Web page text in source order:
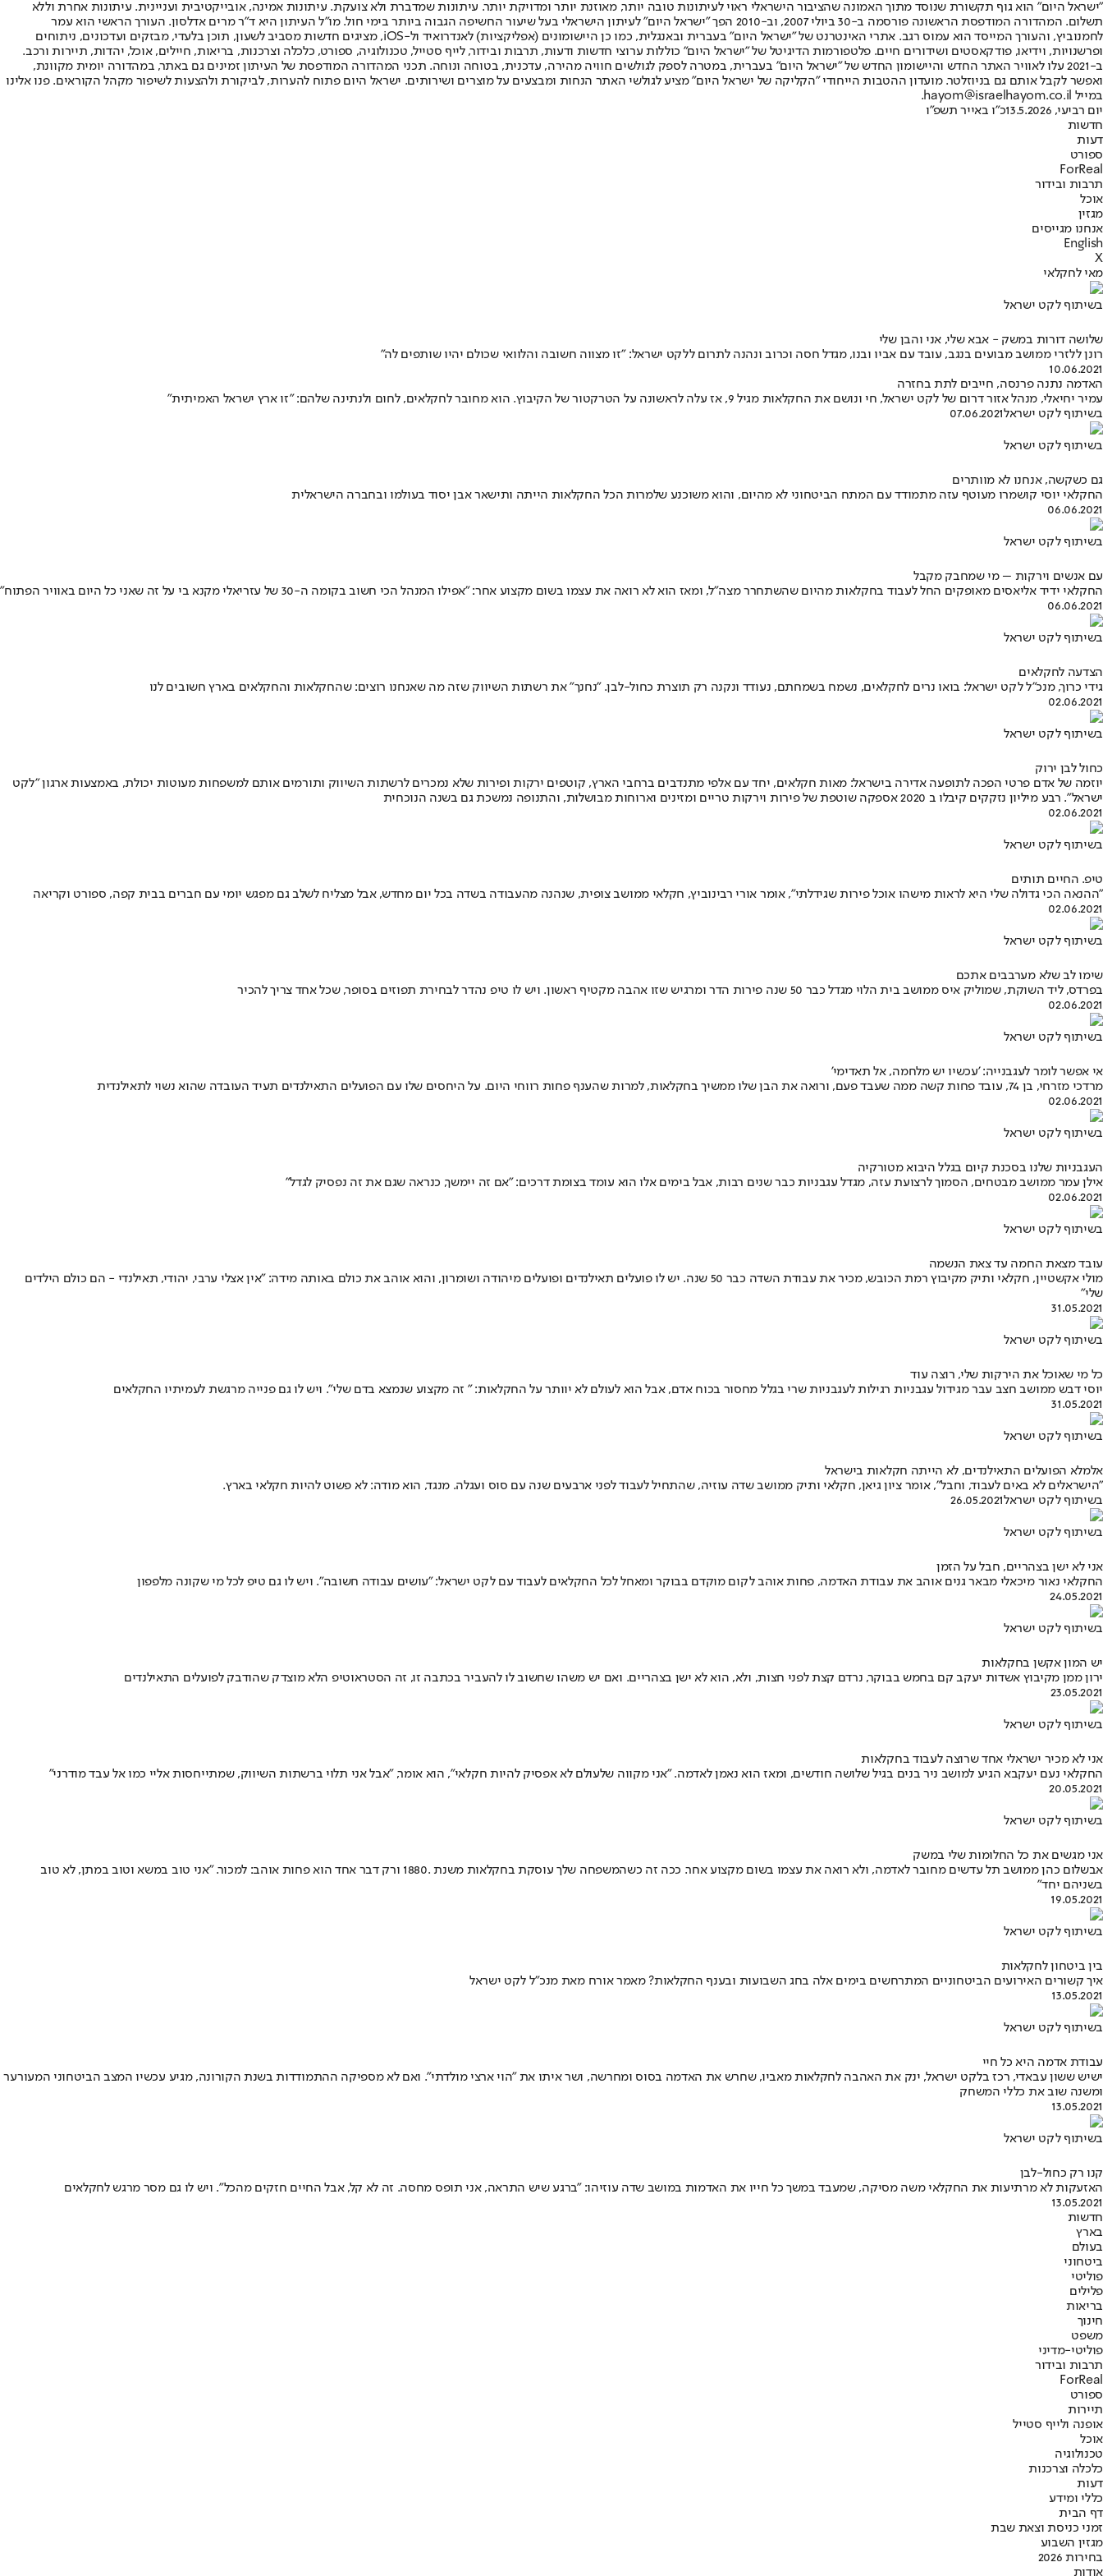
"ישראל היום" הוא גוף תקשורת שנוסד מתוך האמונה שהציבור הישראלי ראוי לעיתונות טובה יותר, מאוזנת יותר ומדויקת יותר. עיתונות שמדברת ולא צועקת. עיתונות אמינה, אובייקטיבית ועניינית. עיתונות אחרת וללא
תשלום. המהדורה המודפסת הראשונה פורסמה ב-30 ביולי 2007, וב-2010 הפך "ישראל היום" לעיתון הישראלי בעל שיעור החשיפה הגבוה ביותר בימי חול. מו"ל העיתון היא ד"ר מרים אדלסון. העורך הראשי הוא עמר
לחמנוביץ, והעורך המייסד הוא עמוס רגב. אתרי האינטרנט של "ישראל היום" בעברית ובאנגלית, כמו כן היישומונים (אפליקציות) לאנדרואיד ול-iOS, מציגים חדשות מסביב לשעון, תוכן בלעדי, מבזקים ועדכונים, ניתוחים
ופרשנויות, וידיאו, פודקאסטים ושידורים חיים. פלטפורמות הדיגיטל של "ישראל היום" כוללות ערוצי חדשות ודעות, תרבות ובידור, לייף סטייל, טכנולוגיה, ספורט, כלכלה וצרכנות, בריאות, חיילים, אוכל, יהדות, תיירות ורכב.
ב-2021 עלו לאוויר האתר החדש והיישומון החדש של "ישראל היום" בעברית, במטרה לספק לגולשים חוויה מהירה, עדכנית, בטוחה ונוחה. תכני המהדורה המודפסת של העיתון זמינים גם באתר, במהדורה יומית מקוונת,
ואפשר לקבל אותם גם בניוזלטר. מועדון ההטבות הייחודי "הקליקה של ישראל היום" מציע לגולשי האתר הנחות ומבצעים על מוצרים ושירותים. ישראל היום פתוח להערות, לביקורת ולהצעות לשיפור מקהל הקוראים. פנו אלינו
במייל hayom@israelhayom.co.il.
יום רביעי, 13.5.2026
כ"ו באייר תשפ"ו
חדשות
דעות
ספורט
ForReal
תרבות ובידור
אוכל
מגזין
אנחנו מגייסים
English
X
מאי לחקלאי
בשיתוף לקט ישראל
שלושה דורות במשק - אבא שלי, אני והבן שלי
רונן ללזרי ממושב מבועים בנגב, עובד עם אביו ובנו, מגדל חסה וכרוב ונהנה לתרום ללקט ישראל: "זו מצווה חשובה והלוואי שכולם יהיו שותפים לה"
10.06.2021
האדמה נתנה פרנסה, חייבים לתת בחזרה
עמיר יחיאלי, מנהל אזור דרום של לקט ישראל, חי ונושם את החקלאות מגיל 9, אז עלה לראשונה על הטרקטור של הקיבוץ. הוא מחובר לחקלאים, לחום ולנתינה שלהם: "זו ארץ ישראל האמיתית"
בשיתוף לקט ישראל07.06.2021
בשיתוף לקט ישראל
גם כשקשה, אנחנו לא מוותרים
החקלאי יוסי קושמרו מעוטף עזה מתמודד עם המתח הביטחוני לא מהיום, והוא משוכנע שלמרות הכל החקלאות הייתה ותישאר אבן יסוד בעולמו ובחברה הישראלית
06.06.2021
בשיתוף לקט ישראל
עם אנשים וירקות – מי שמחבק מקבל
החקלאי ידיד אליאסים מאופקים החל לעבוד בחקלאות מהיום שהשתחרר מצה"ל, ומאז הוא לא רואה את עצמו בשום מקצוע אחר: "אפילו המנהל הכי חשוב בקומה ה-30 של עזריאלי מקנא בי על זה שאני כל היום באוויר הפתוח"
06.06.2021
בשיתוף לקט ישראל
הצדעה לחקלאים
גידי כרוך, מנכ"ל לקט ישראל: בואו נרים לחקלאים, נשמח בשמחתם, נעודד ונקנה רק תוצרת כחול-לבן. "נחנך" את רשתות השיווק שזה מה שאנחנו רוצים: שהחקלאות והחקלאים בארץ חשובים לנו
02.06.2021
בשיתוף לקט ישראל
כחול לבן ירוק
יוזמה של אדם פרטי הפכה לתופעה אדירה בישראל: מאות חקלאים, יחד עם אלפי מתנדבים ברחבי הארץ, קוטפים ירקות ופירות שלא נמכרים לרשתות השיווק ותורמים אותם למשפחות מעוטות יכולת, באמצעות ארגון "לקט
ישראל". רבע מיליון נזקקים קיבלו ב 2020 אספקה שוטפת של פירות וירקות טריים ומזינים וארוחות מבושלות, והתנופה נמשכת גם בשנה הנוכחית
02.06.2021
בשיתוף לקט ישראל
טיפ. החיים תותים
"ההנאה הכי גדולה שלי היא לראות מישהו אוכל פירות שגידלתי", אומר אורי רבינוביץ, חקלאי ממושב צופית, שנהנה מהעבודה בשדה בכל יום מחדש, אבל מצליח לשלב גם מפגש יומי עם חברים בבית קפה, ספורט וקריאה
02.06.2021
בשיתוף לקט ישראל
שימו לב שלא מערבבים אתכם
בפרדס, ליד השוקת, שמוליק איס ממושב בית הלוי מגדל כבר 50 שנה פירות הדר ומרגיש שזו אהבה מקטיף ראשון. ויש לו טיפ נהדר לבחירת תפוזים בסופר, שכל אחד צריך להכיר
02.06.2021
בשיתוף לקט ישראל
אי אפשר לומר לעגבנייה: 'עכשיו יש מלחמה, אל תאדימי'
מרדכי מזרחי, בן 74, עובד פחות קשה ממה שעבד פעם, ורואה את הבן שלו ממשיך בחקלאות, למרות שהענף פחות רווחי היום. על היחסים שלו עם הפועלים התאילנדים תעיד העובדה שהוא נשוי לתאילנדית
02.06.2021
בשיתוף לקט ישראל
העגבניות שלנו בסכנת קיום בגלל היבוא מטורקיה
אילן עמר ממושב מבטחים, הסמוך לרצועת עזה, מגדל עגבניות כבר שנים רבות, אבל בימים אלו הוא עומד בצומת דרכים: "אם זה יימשך, כנראה שגם את זה נפסיק לגדל"
02.06.2021
בשיתוף לקט ישראל
עובד מצאת החמה עד צאת הנשמה
מולי אקשטיין, חקלאי ותיק מקיבוץ רמת הכובש, מכיר את עבודת השדה כבר 50 שנה. יש לו פועלים תאילנדים ופועלים מיהודה ושומרון, והוא אוהב את כולם באותה מידה: "אין אצלי ערבי, יהודי, תאילנדי - הם כולם הילדים
שלי"
31.05.2021
בשיתוף לקט ישראל
כל מי שאוכל את הירקות שלי, רוצה עוד
יוסי דבש ממושב חצב עבר מגידול עגבניות רגילות לעגבניות שרי בגלל מחסור בכוח אדם, אבל הוא לעולם לא יוותר על החקלאות: " זה מקצוע שנמצא בדם שלי". ויש לו גם פנייה מרגשת לעמיתיו החקלאים
31.05.2021
בשיתוף לקט ישראל
אלמלא הפועלים התאילנדים, לא הייתה חקלאות בישראל
"הישראלים לא באים לעבוד, וחבל", אומר ציון גיאן, חקלאי ותיק ממושב שדה עוזיה, שהתחיל לעבוד לפני ארבעים שנה עם סוס ועגלה. מנגד, הוא מודה: לא פשוט להיות חקלאי בארץ.
בשיתוף לקט ישראל26.05.2021
בשיתוף לקט ישראל
אני לא ישן בצהריים, חבל על הזמן
החקלאי נאור מיכאלי מבאר גנים אוהב את עבודת האדמה, פחות אוהב לקום מוקדם בבוקר ומאחל לכל החקלאים לעבוד עם לקט ישראל: "עושים עבודה חשובה". ויש לו גם טיפ לכל מי שקונה מלפפון
24.05.2021
בשיתוף לקט ישראל
יש המון אקשן בחקלאות
ירון ממן מקיבוץ אשדות יעקב קם בחמש בבוקר, נרדם קצת לפני חצות, ולא, הוא לא ישן בצהריים. ואם יש משהו שחשוב לו להעביר בכתבה זו, זה הסטראוטיפ הלא מוצדק שהודבק לפועלים התאילנדים
23.05.2021
בשיתוף לקט ישראל
אני לא מכיר ישראלי אחד שרוצה לעבוד בחקלאות
החקלאי נעם יעקבא הגיע למושב ניר בנים בגיל שלושה חודשים, ומאז הוא נאמן לאדמה. "אני מקווה שלעולם לא אפסיק להיות חקלאי", הוא אומר, "אבל אני תלוי ברשתות השיווק, שמתייחסות אליי כמו אל עבד מודרני"
20.05.2021
בשיתוף לקט ישראל
אני מגשים את כל החלומות שלי במשק
אבשלום כהן ממושב תל עדשים מחובר לאדמה, ולא רואה את עצמו בשום מקצוע אחר. ככה זה כשהמשפחה שלך עוסקת בחקלאות משנת .1880 ורק דבר אחד הוא פחות אוהב: למכור. "אני טוב במשא וטוב במתן, לא טוב
בשניהם יחד"
19.05.2021
בשיתוף לקט ישראל
בין ביטחון לחקלאות
איך קשורים האירועים הביטחוניים המתרחשים בימים אלה בחג השבועות ובענף החקלאות? מאמר אורח מאת מנכ"ל לקט ישראל
13.05.2021
בשיתוף לקט ישראל
עבודת אדמה היא כל חיי
ישיש ששון עבאדי, רכז בלקט ישראל, ינק את האהבה לחקלאות מאביו, שחרש את האדמה בסוס ומחרשה, ושר איתו את "הוי ארצי מולדתי". ואם לא מספיקה ההתמודדות בשנת הקורונה, מגיע עכשיו המצב הביטחוני המעורער
ומשנה שוב את כללי המשחק
13.05.2021
בשיתוף לקט ישראל
קנו רק כחול-לבן
האזעקות לא מרתיעות את החקלאי משה מסיקה, שמעבד במשך כל חייו את האדמות במושב שדה עוזיהו: "ברגע שיש התראה, אני תופס מחסה. זה לא קל, אבל החיים חזקים מהכל". ויש לו גם מסר מרגש לחקלאים
13.05.2021
חדשות
בארץ
בעולם
ביטחוני
פוליטי
פלילים
בריאות
חינוך
משפט
פוליטי-מדיני
תרבות ובידור
ForReal
ספורט
תיירות
אופנה ולייף סטייל
אוכל
טכנולוגיה
כלכלה וצרכנות
דעות
כללי ומידע
דף הבית
זמני כניסת וצאת שבת
מגזין השבוע
בחירות 2026
אודות